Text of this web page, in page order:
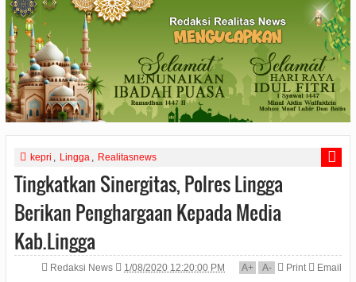
kepri Lingga Realitasnews
Tingkatkan Sinergitas, Polres Lingga
Berikan Penghargaan Kepada Media
Kab.Lingga
Redaksi News 1/08/2020 12:20:00 PM A+ A- Print
Email